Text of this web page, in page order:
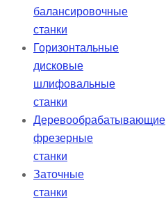
балансировочные
станки
Горизонтальные
дисковые
шлифовальные
станки
Деревообрабатывающие
фрезерные
станки
Заточные
станки